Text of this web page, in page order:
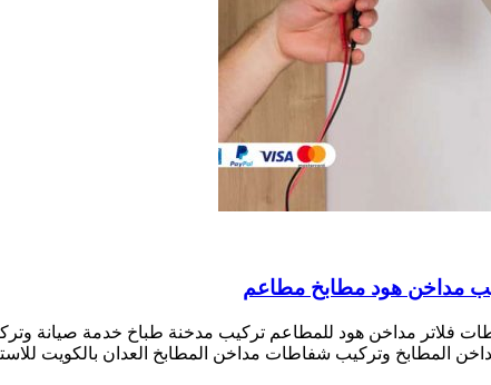
فلاتر مداخن هود للمطاعم تركيب مدخنة طباخ خدمة صيانة
المطابخ وتركيب شفاطات مداخن المطابخ العدان بالكويت